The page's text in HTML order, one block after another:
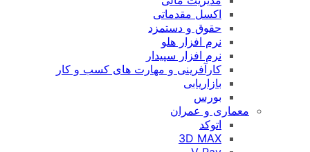
اکسل مقدماتی
حقوق و دستمزد
نرم افزار هلو
نرم افزار سپیدار
کارآفرینی و مهارت های کسب و کار
بازاریابی
بورس
معماری و عمران
اتوکد
3D MAX